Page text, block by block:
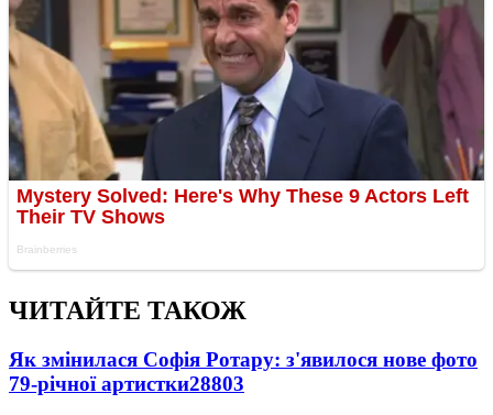
ЧИТАЙТЕ ТАКОЖ
Як змінилася Софія Ротару: з'явилося нове фото
79-річної артистки28803